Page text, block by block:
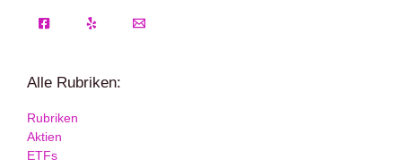
Alle Rubriken:
Rubriken
Aktien
ETFs